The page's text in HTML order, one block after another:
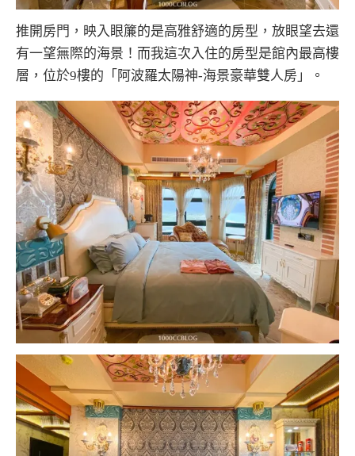
推開房門，映入眼簾的是高雅舒適的房型，放眼望去還
有一望無際的海景！而我這次入住的房型是館內最高樓
層，位於9樓的「阿波羅太陽神-海景豪華雙人房」。